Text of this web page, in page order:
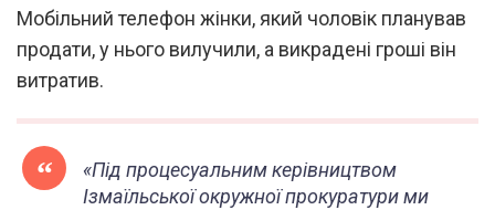
Мобільний телефон жінки, який чоловік планував
продати, у нього вилучили, а викрадені гроші він
витратив.
«Під процесуальним керівництвом
Ізмаїльської окружної прокуратури ми